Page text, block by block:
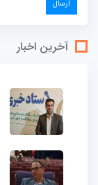
آخرین اخبار